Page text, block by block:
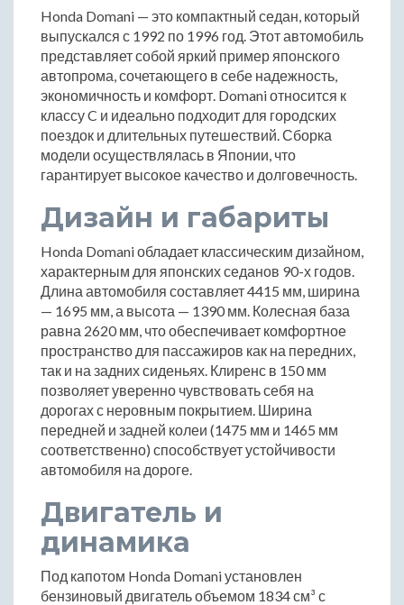
Honda Domani — это компактный седан, который
выпускался с 1992 по 1996 год. Этот автомобиль
представляет собой яркий пример японского
автопрома, сочетающего в себе надежность,
экономичность и комфорт. Domani относится к
классу C и идеально подходит для городских
поездок и длительных путешествий. Сборка
модели осуществлялась в Японии, что
гарантирует высокое качество и долговечность.
Дизайн и габариты
Honda Domani обладает классическим дизайном,
характерным для японских седанов 90-х годов.
Длина автомобиля составляет 4415 мм, ширина
— 1695 мм, а высота — 1390 мм. Колесная база
равна 2620 мм, что обеспечивает комфортное
пространство для пассажиров как на передних,
так и на задних сиденьях. Клиренс в 150 мм
позволяет уверенно чувствовать себя на
дорогах с неровным покрытием. Ширина
передней и задней колеи (1475 мм и 1465 мм
соответственно) способствует устойчивости
автомобиля на дороге.
Двигатель и
динамика
Под капотом Honda Domani установлен
бензиновый двигатель объемом 1834 см³ с